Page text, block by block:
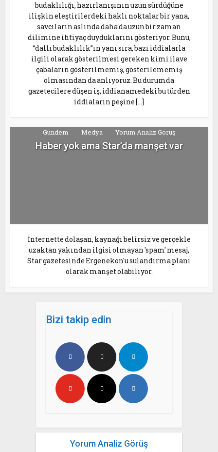
budaklılığı, hazırlanışının uzun sürdüğüne
ilişkin eleştirilerdeki haklı noktalar bir yana,
savcıların aslında daha da uzun bir zaman
dilimine ihtiyaç duyduklarını gösteriyor. Bunu,
“dallı budaklılık”ın yanı sıra, bazı iddialarla
ilgili olarak gösterilmesi gereken kimi ilave
çabaların gösterilmemiş, gösterilememiş
olmasından da anlıyoruz. Bu durumda
gazetecilere düşen iş, iddianamedeki bu türden
iddiaların peşine […]
Gündem Medya Yorum Analiz Görüş
Haber yok ama Star’da manşet var
İnternette dolaşan, kaynağı belirsiz ve gerçekle
uzaktan yakından ilgisi olmayan 'spam' mesaj,
Star gazetesinde Ergenekon'u sulandırma planı
olarak manşet olabiliyor.
Bizi takip edin
Yorum Analiz Görüş